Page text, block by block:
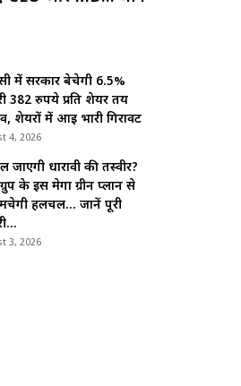
में सरकार बेचेगी 6.5%
382 रुपये प्रति शेयर तय
शेयरों में आई भारी गिरावट
4, 2026
धारावी की तस्वीर?
के इस मेगा ग्रीन प्लान से
हलचल… जानें पूरी
3, 2026